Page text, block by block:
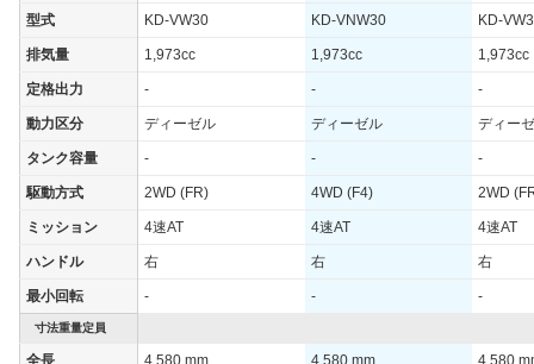
型式 KD-VW30 KD-VNW30 KD-
排気量 1,973cc 1,973cc 1,973cc
定格出力 - - -
動力区分 ディーゼル ディーゼル ディー
タンク容量 - - -
駆動方式 2WD (FR) 4WD (F4) 2WD
ミッション 4速AT 4速AT 4速AT
ハンドル 右 右 右
最小回転 - - -
寸法重量定員
全長 4,580 mm 4,580 mm 4,580